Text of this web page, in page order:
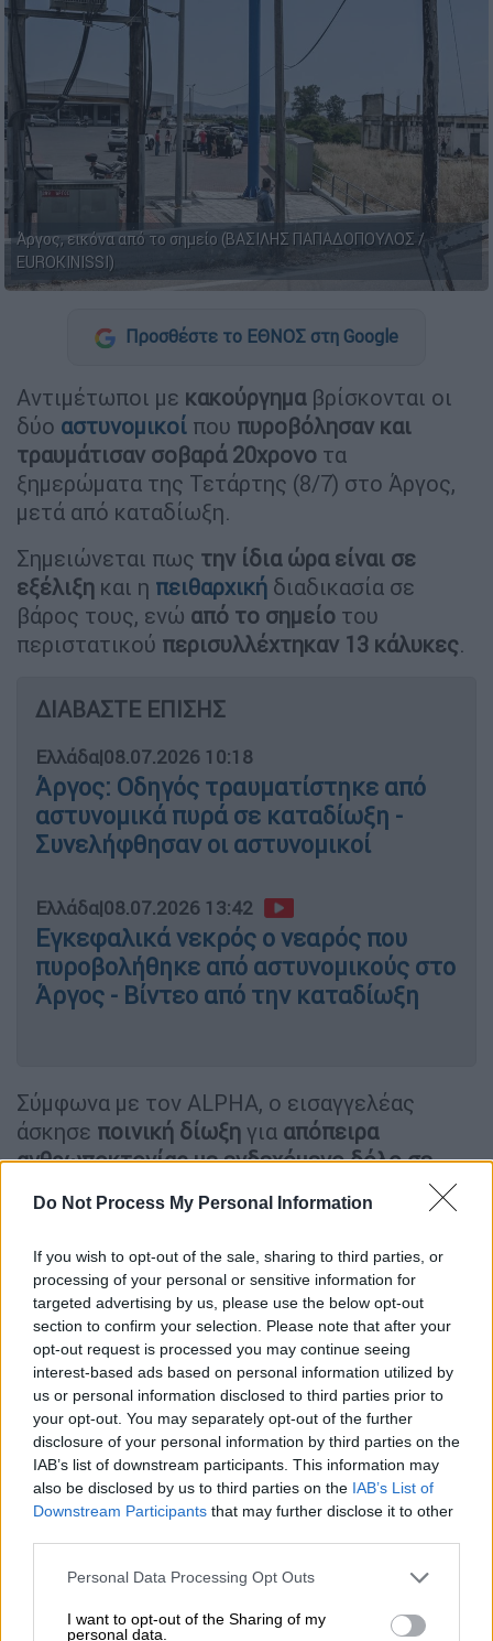
Do Not Process My Personal Information
If you wish to opt-out of the sale, sharing to third parties, or
processing of your personal or sensitive information for
targeted advertising by us, please use the below opt-out
section to confirm your selection. Please note that after your
opt-out request is processed you may continue seeing
interest-based ads based on personal information utilized by
us or personal information disclosed to third parties prior to
your opt-out. You may separately opt-out of the further
disclosure of your personal information by third parties on the
IAB’s list of downstream participants. This information may
also be disclosed by us to third parties on the IAB’s List of
Downstream Participants that may further disclose it to other
Please note that this website/app uses one or more Google
not limited to your visit or usage behaviour. You may click to
Personal Data Processing Opt Outs
I want to opt-out of the Sharing of my
personal data.
Άργος, εικόνα από το σημείο (ΒΑΣΙΛΗΣ ΠΑΠΑΔΟΠΟΥΛΟΣ /
EUROKINISSI)
Προσθέστε το ΕΘΝΟΣ στη Google
Αντιμέτωποι με κακούργημαβρίσκονται οι
δύο αστυνομικοί που πυροβόλησαν και
τραυμάτισαν σοβαρά 20χρονο τα
ξημερώματα της Τετάρτης (8/7) στο Άργος,
μετά από καταδίωξη.
Σημειώνεται πως την ίδια ώρα είναι σε
εξέλιξη και η πειθαρχική διαδικασία σε
βάρος τους, ενώ από το σημείο του
περιστατικού περισυλλέχτηκαν 13 κάλυκες.
ΔΙΑΒΑΣΤΕ ΕΠΙΣΗΣ
Ελλάδα|08.07.2026 10:18
Άργος: Οδηγός τραυματίστηκε από
αστυνομικά πυρά σε καταδίωξη -
Συνελήφθησαν οι αστυνομικοί
Ελλάδα|08.07.2026 13:42
Εγκεφαλικά νεκρός ο νεαρός που
πυροβολήθηκε από αστυνομικούς στο
Άργος - Βίντεο από την καταδίωξη
Σύμφωνα με τον ALPHA, ο εισαγγελέας
άσκησε ποινική δίωξη για απόπειρα
ανθρωποκτονίας με ενδεχόμενο δόλο σε
αστυνομικούς να λαμβάνουν προθεσμία να
απολογηθούν την Παρασκευή (10/7).
Εγκεφαλικά νεκρός ο 20χρονος
Σύμφωνα με τα όσα έχουν γίνει γνωστά, ο